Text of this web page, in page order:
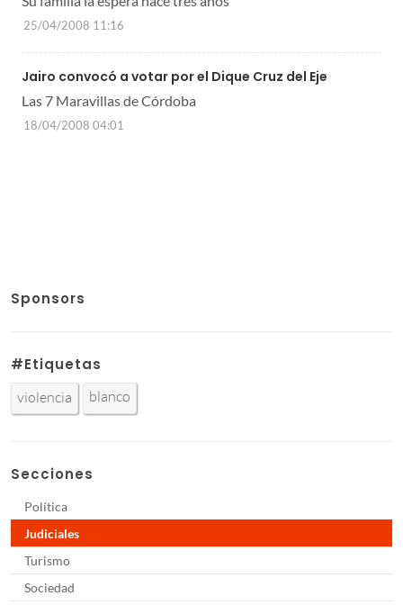
25/04/2008 11:16
Jairo convocó a votar por el Dique Cruz del Eje
Las 7 Maravillas de Córdoba
18/04/2008 04:01
Sponsors
#Etiquetas
violencia blanco
Secciones
Política
Judiciales
Turismo
Sociedad